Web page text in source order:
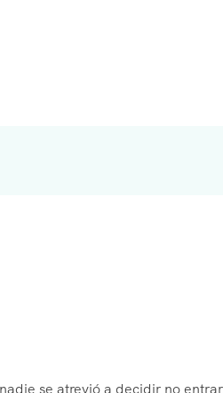
se atrevió a decidir no